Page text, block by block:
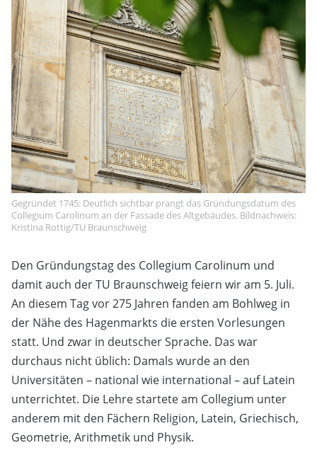
Gegründet 1745: Deutlich sichtbar prangt das Gründungsdatum des
Collegium Carolinum an der Fassade des Altgebäudes. Bildnachweis:
Kristina Rottig/TU Braunschweig
Den Gründungstag des Collegium Carolinum und
damit auch der TU Braunschweig feiern wir am 5. Juli.
An diesem Tag vor 275 Jahren fanden am Bohlweg in
der Nähe des Hagenmarkts die ersten Vorlesungen
statt. Und zwar in deutscher Sprache. Das war
durchaus nicht üblich: Damals wurde an den
Universitäten – national wie international – auf Latein
unterrichtet. Die Lehre startete am Collegium unter
anderem mit den Fächern Religion, Latein, Griechisch,
Geometrie, Arithmetik und Physik.